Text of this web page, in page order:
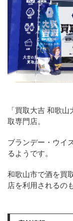
「買取大吉 和歌
取専門店。
ブランデー・ウイ
るようです。
和歌山市で酒を買
店を利用されるの